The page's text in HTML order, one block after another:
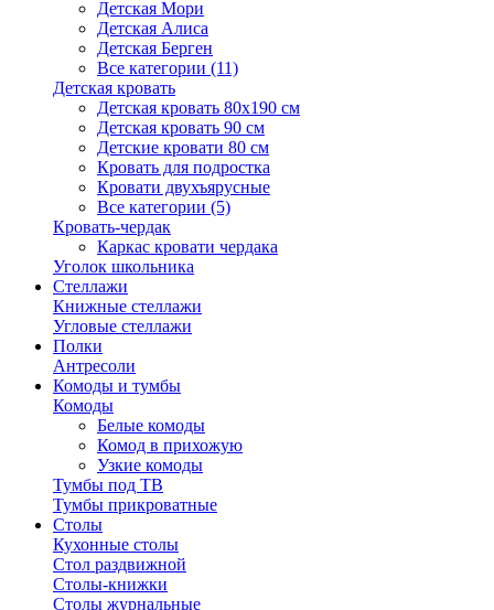
Детская Мори
Детская Алиса
Детская Берген
Все категории (11)
Детская кровать
Детская кровать 80х190 см
Детская кровать 90 см
Детские кровати 80 см
Кровать для подростка
Кровати двухъярусные
Все категории (5)
Кровать-чердак
Каркас кровати чердака
Уголок школьника
Стеллажи
Книжные стеллажи
Угловые стеллажи
Полки
Антресоли
Комоды и тумбы
Комоды
Белые комоды
Комод в прихожую
Узкие комоды
Тумбы под ТВ
Тумбы прикроватные
Столы
Кухонные столы
Стол раздвижной
Столы-книжки
Столы журнальные